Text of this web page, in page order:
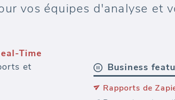
vos équipes d'analyse et
Time
et
Business